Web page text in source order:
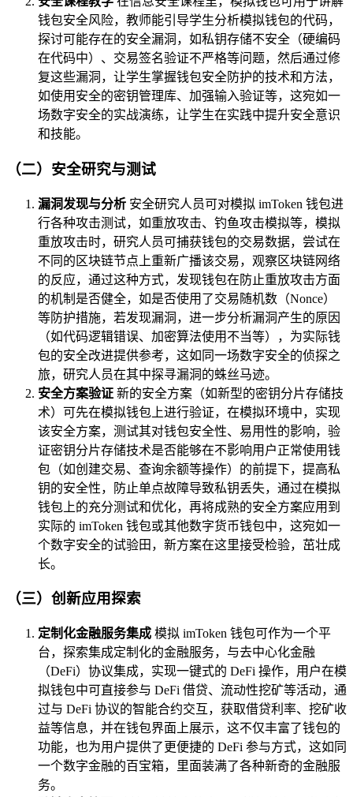
钱包安全风险，教师能引导学生分析模拟钱包的代码，
探讨可能存在的安全漏洞，如私钥存储不安全（硬编码
在代码中）、交易签名验证不严格等问题，然后通过修
复这些漏洞，让学生掌握钱包安全防护的技术和方法，
如使用安全的密钥管理库、加强输入验证等，这宛如一
场数字安全的实战演练，让学生在实践中提升安全意识
和技能。
（二）安全研究与测试
漏洞发现与分析 安全研究人员可对模拟 imToken 钱包进
行各种攻击测试，如重放攻击、钓鱼攻击模拟等，模拟
重放攻击时，研究人员可捕获钱包的交易数据，尝试在
不同的区块链节点上重新广播该交易，观察区块链网络
的反应，通过这种方式，发现钱包在防止重放攻击方面
的机制是否健全，如是否使用了交易随机数（Nonce）
等防护措施，若发现漏洞，进一步分析漏洞产生的原因
（如代码逻辑错误、加密算法使用不当等），为实际钱
包的安全改进提供参考，这如同一场数字安全的侦探之
旅，研究人员在其中探寻漏洞的蛛丝马迹。
安全方案验证 新的安全方案（如新型的密钥分片存储技
术）可先在模拟钱包上进行验证，在模拟环境中，实现
该安全方案，测试其对钱包安全性、易用性的影响，验
证密钥分片存储技术是否能够在不影响用户正常使用钱
包（如创建交易、查询余额等操作）的前提下，提高私
钥的安全性，防止单点故障导致私钥丢失，通过在模拟
钱包上的充分测试和优化，再将成熟的安全方案应用到
实际的 imToken 钱包或其他数字货币钱包中，这宛如一
个数字安全的试验田，新方案在这里接受检验，茁壮成
长。
（三）创新应用探索
定制化金融服务集成 模拟 imToken 钱包可作为一个平
台，探索集成定制化的金融服务，与去中心化金融
（DeFi）协议集成，实现一键式的 DeFi 操作，用户在模
拟钱包中可直接参与 DeFi 借贷、流动性挖矿等活动，通
过与 DeFi 协议的智能合约交互，获取借贷利率、挖矿收
益等信息，并在钱包界面上展示，这不仅丰富了钱包的
功能，也为用户提供了更便捷的 DeFi 参与方式，这如同
一个数字金融的百宝箱，里面装满了各种新奇的金融服
务。